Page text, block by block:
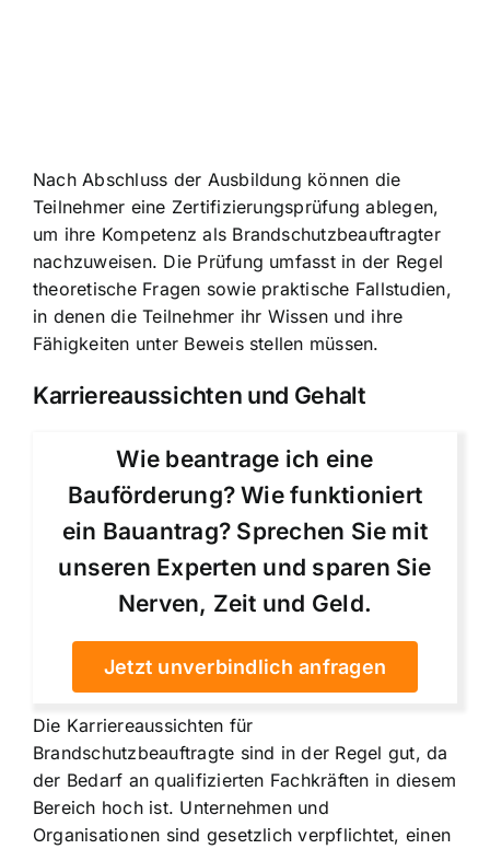
Nach Abschluss der Ausbildung können die
Teilnehmer eine Zertifizierungsprüfung ablegen,
um ihre Kompetenz als Brandschutzbeauftragter
nachzuweisen. Die Prüfung umfasst in der Regel
theoretische Fragen sowie praktische Fallstudien,
in denen die Teilnehmer ihr Wissen und ihre
Fähigkeiten unter Beweis stellen müssen.
Karriereaussichten und Gehalt
Wie beantrage ich eine
Bauförderung? Wie funktioniert
ein Bauantrag? Sprechen Sie mit
unseren Experten und sparen Sie
Nerven, Zeit und Geld.
Jetzt unverbindlich anfragen
Die Karriereaussichten für
Brandschutzbeauftragte sind in der Regel gut, da
der Bedarf an qualifizierten Fachkräften in diesem
Bereich hoch ist. Unternehmen und
Organisationen sind gesetzlich verpflichtet, einen